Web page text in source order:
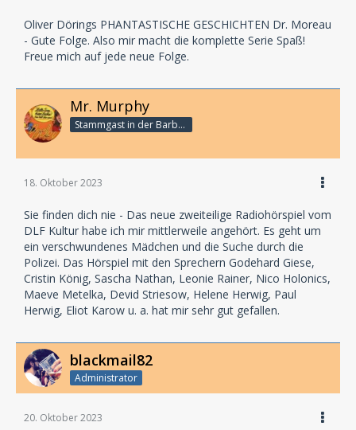
Oliver Dörings PHANTASTISCHE GESCHICHTEN Dr. Moreau
- Gute Folge. Also mir macht die komplette Serie Spaß!
Freue mich auf jede neue Folge.
Mr. Murphy
Stammgast in der Barbarabar
18. Oktober 2023
Sie finden dich nie - Das neue zweiteilige Radiohörspiel vom
DLF Kultur habe ich mir mittlerweile angehört. Es geht um
ein verschwundenes Mädchen und die Suche durch die
Polizei. Das Hörspiel mit den Sprechern Godehard Giese,
Cristin König, Sascha Nathan, Leonie Rainer, Nico Holonics,
Maeve Metelka, Devid Striesow, Helene Herwig, Paul
Herwig, Eliot Karow u. a. hat mir sehr gut gefallen.
blackmail82
Administrator
20. Oktober 2023